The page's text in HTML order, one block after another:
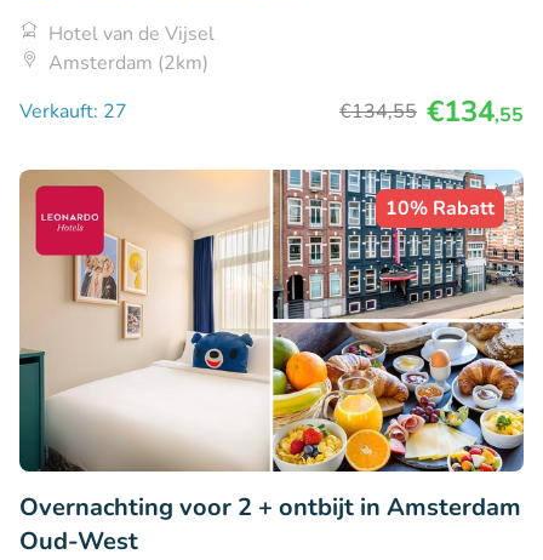
Hotel van de Vijsel
Amsterdam (2km)
Verkauft: 27
€134,55 €134,55
10% Rabatt
Overnachting voor 2 + ontbijt in Amsterdam
Oud-West